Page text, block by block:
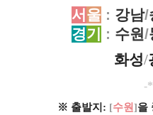
서 울: 강남/
경기 : 수원/
화성/
-*
※ 출발지: [수원]을